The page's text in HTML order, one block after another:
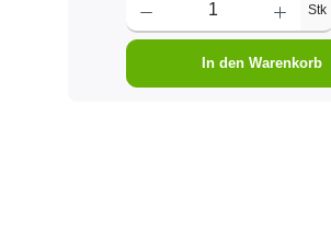
Stk
In den Warenkorb